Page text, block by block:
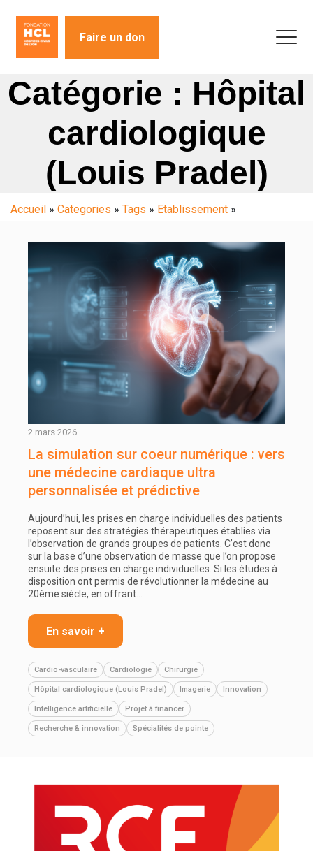
Faire un don
Catégorie : Hôpital
cardiologique
(Louis Pradel)
Accueil » Categories » Tags » Etablissement »
2 mars 2026
La simulation sur coeur numérique : vers
une médecine cardiaque ultra
personnalisée et prédictive
Aujourd’hui, les prises en charge individuelles des patients
reposent sur des stratégies thérapeutiques établies via
l’observation de grands groupes de patients. C’est donc
sur la base d’une observation de masse que l’on propose
ensuite des prises en charge individuelles. Si les études à
disposition ont permis de révolutionner la médecine au
20ème siècle, en offrant…
En savoir +
Cardio-vasculaire Cardiologie Chirurgie
Hôpital cardiologique (Louis Pradel) Imagerie Innovation
Intelligence artificielle Projet à financer
Recherche & innovation Spécialités de pointe